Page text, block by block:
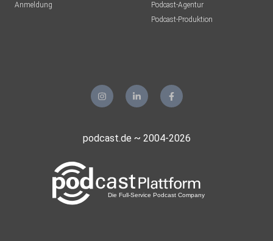
Anmeldung
Podcast-Agentur
Podcast-Produktion
podcast.de ~ 2004-2026